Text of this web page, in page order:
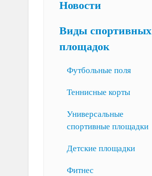
Новости
Виды спортивных
площадок
Футбольные поля
Теннисные корты
Универсальные
спортивные площадки
Детские площадки
Фитнес